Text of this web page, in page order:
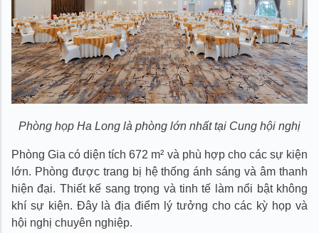
Phòng họp Ha Long là phòng lớn nhất tại Cung hội nghị
Phòng Gia có diện tích 672 m² và phù hợp cho các sự kiện
lớn. Phòng được trang bị hệ thống ánh sáng và âm thanh
hiện đại. Thiết kế sang trọng và tinh tế làm nổi bật không
khí sự kiện. Đây là địa điểm lý tưởng cho các kỳ họp và
hội nghị chuyên nghiệp.